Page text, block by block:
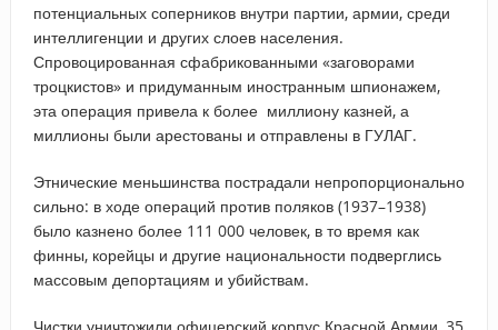
потенциальных соперников внутри партии, армии, среди
интеллигенции и других слоев населения.
Спровоцированная сфабрикованными «заговорами
троцкистов» и придуманным иностранным шпионажем,
эта операция привела к более миллиону казней, а
миллионы были арестованы и отправлены в ГУЛАГ.
Этнические меньшинства пострадали непропорционально
сильно: в ходе операций против поляков (1937–1938)
было казнено более 111 000 человек, в то время как
финны, корейцы и другие национальности подверглись
массовым депортациям и убийствам.